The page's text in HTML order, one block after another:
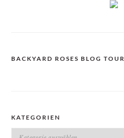
BACKYARD ROSES BLOG TOUR
KATEGORIEN
Kategorien